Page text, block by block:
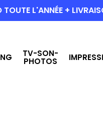
TOUTE L'ANNÉE +
TV-SON-
PHOTOS